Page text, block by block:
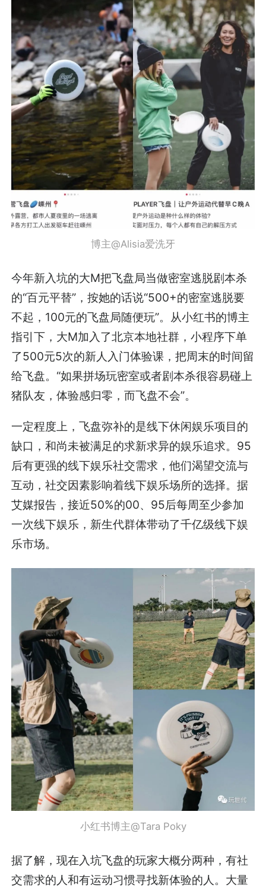
博主@Alisia爱洗牙
今年新入坑的大M把飞盘局当做密室逃脱剧本杀
的“百元平替”，按她的话说“500+的密室逃脱要
不起，100元的飞盘局随便玩”。从小红书的博主
指引下，大M加入了北京本地社群，小程序下单
了500元5次的新人入门体验课，把周末的时间留
给飞盘。“如果拼场玩密室或者剧本杀很容易碰上
猪队友，体验感归零，而飞盘不会”。
一定程度上，飞盘弥补的是线下休闲娱乐项目的
缺口，和尚未被满足的求新求异的娱乐追求。95
后有更强的线下娱乐社交需求，他们渴望交流与
互动，社交因素影响着线下娱乐场所的选择。据
艾媒报告，接近50%的00、95后每周至少参加
一次线下娱乐，新生代群体带动了千亿级线下娱
乐市场。
小红书博主@Tara Poky
据了解，现在入坑飞盘的玩家大概分两种，有社
交需求的人和有运动习惯寻找新体验的人。大量